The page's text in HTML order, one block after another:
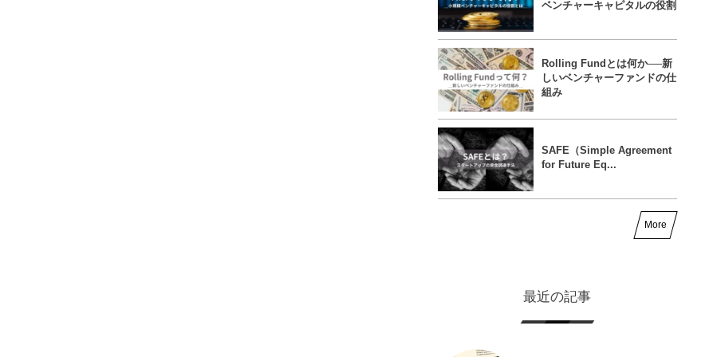
ベンチャーキャピタルの役割
Rolling Fundとは何か──新
しいベンチャーファンドの仕
組み
SAFE（Simple Agreement
for Future Eq...
More
最近の記事